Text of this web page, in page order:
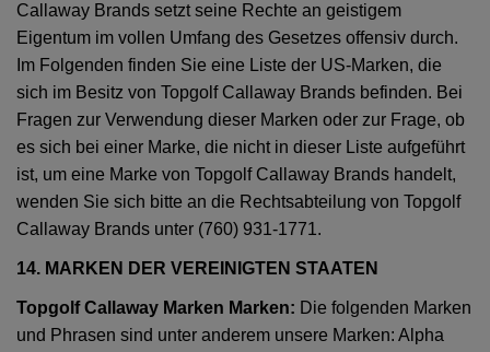
Callaway Brands setzt seine Rechte an geistigem
Eigentum im vollen Umfang des Gesetzes offensiv durch.
Im Folgenden finden Sie eine Liste der US-Marken, die
sich im Besitz von Topgolf Callaway Brands befinden. Bei
Fragen zur Verwendung dieser Marken oder zur Frage, ob
es sich bei einer Marke, die nicht in dieser Liste aufgeführt
ist, um eine Marke von Topgolf Callaway Brands handelt,
wenden Sie sich bitte an die Rechtsabteilung von Topgolf
Callaway Brands unter (760) 931-1771.
14. MARKEN DER VEREINIGTEN STAATEN
Topgolf Callaway Marken Marken: Die folgenden Marken
und Phrasen sind unter anderem unsere Marken: Alpha